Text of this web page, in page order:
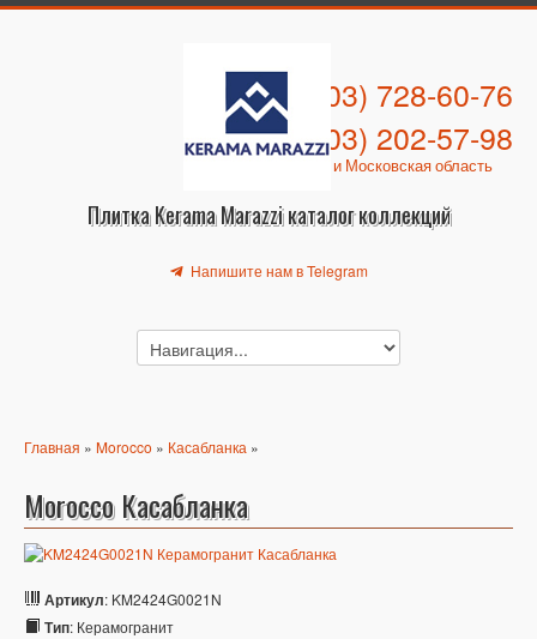
Плитка Kerama Marazzi каталог коллекций
+7 (903) 728-60-76
+7 (903) 202-57-98
Москва и Московская область
Напишите нам в Telegram
Главная » Morocco » Касабланка »
Morocco Касабланка
Артикул: KM2424G0021N
Тип: Керамогранит